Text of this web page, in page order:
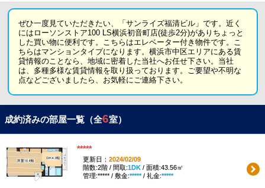
ぜひ一度見ていただきたい、「サンライズ福清ビル」です。近く
にはローソンストア100 LS横浜初音町店(徒歩2分)がありちょっと
した買い物に便利です。こちらはエレベーター付き物件です。こ
ちらはマンションタイプになります。横浜市中区エリアにある賃
貸情報のことなら、地域に密着した当社へお任せ下さい。当社
は、多種多様な賃貸情報を取り扱っております。ご要望や不明な
点などございましたら、お気軽にご連絡下さい。
成約済みの部屋一覧（全6室）
*****
更新日： 2024/02/09
階数:2階 / 間取:1DK/ 面積:43.56㎡
管理:***** / 敷金:*****/ 礼金:*****